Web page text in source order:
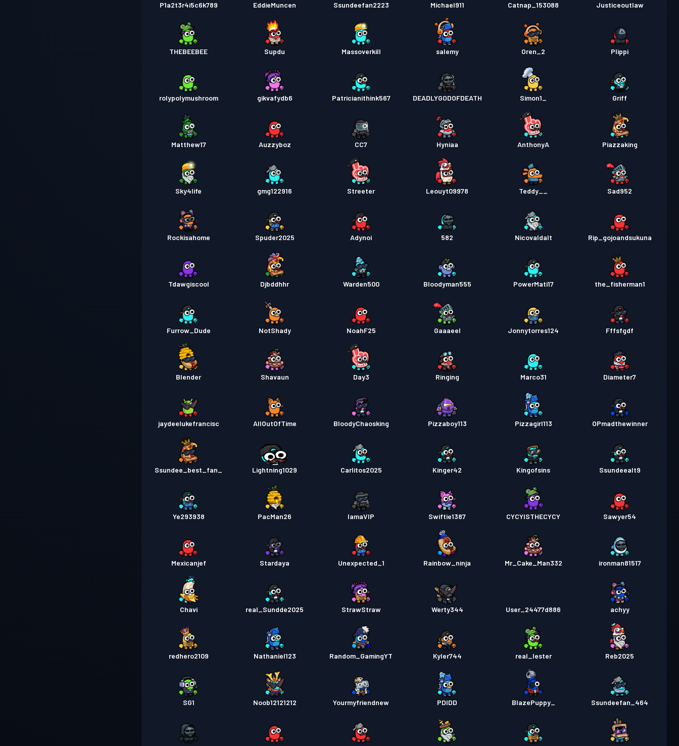
P1a2t3r4i5c6k789 EddieMuncen Ssundeefan2223 Michael911 Catnap_153088 Justiceoutlaw
THEBEEBEE Supdu Massoverkill salemy Oren_2 Plippi
rolypolymushroom gikvafydb6 Patricianithink567 DEADLYGODOFDEATH Simon1_ Griff
Matthew17 Auzzyboz CC7 Hyniaa AnthonyA Piazzaking
Sky4life gmg122916 Streeter Leouyt09978 Teddy__ Sad952
Rockisahome Spuder2025 Adynoi 582 Nicovaldalt Rip_gojoandsukuna
Tdawgiscool Djbddhhr Warden500 Bloodyman555 PowerMati17 the_fisherman1
Furrow_Dude NotShady NoahF25 Gaaaeel Jonnytorres124 Fffsfgdf
Blender Shavaun Day3 Ringing Marco31 Diameter7
jaydeelukefrancisc AllOutOfTime BloodyChaosking Pizzaboy113 Pizzagirl113 OPmadthewinner
Ssundee_best_fan_ Lightning1029 Carlitos2025 Kinger42 Kingofsins Ssundeealt9
Ye293938 PacMan26 IamaVIP Swiftie1387 CYCYISTHECYCY Sawyer54
Mexicanjef Stardaya Unexpected_1 Rainbow_ninja Mr_Cake_Man332 ironman81517
Chavi real_Sundde2025 StrawStraw Werty344 User_24477d886 achyy
redhero2109 Nathaniel123 Random_GamingYT Kyler744 real_lester Reb2025
SG1 Noob12121212 Yourmyfriendnew PDIDD BlazePuppy_ Ssundeefan_464